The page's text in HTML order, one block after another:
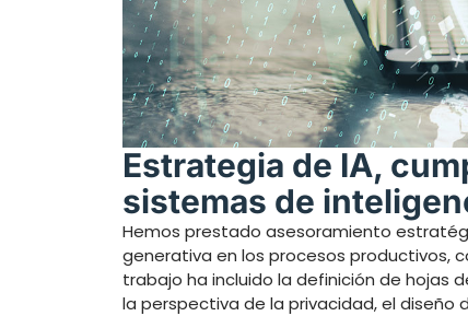
Estrategia de IA,
sistemas de
Hemos prestado asesoramiento
generativa en los procesos productivos,
trabajo ha incluido la definición de hojas
la perspectiva de la privacidad, el diseño